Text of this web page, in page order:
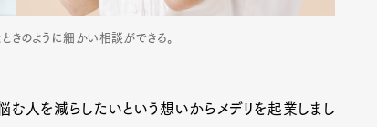
きのように細かい相談ができる。
人を減らしたいという想いからメデリを起業しまし